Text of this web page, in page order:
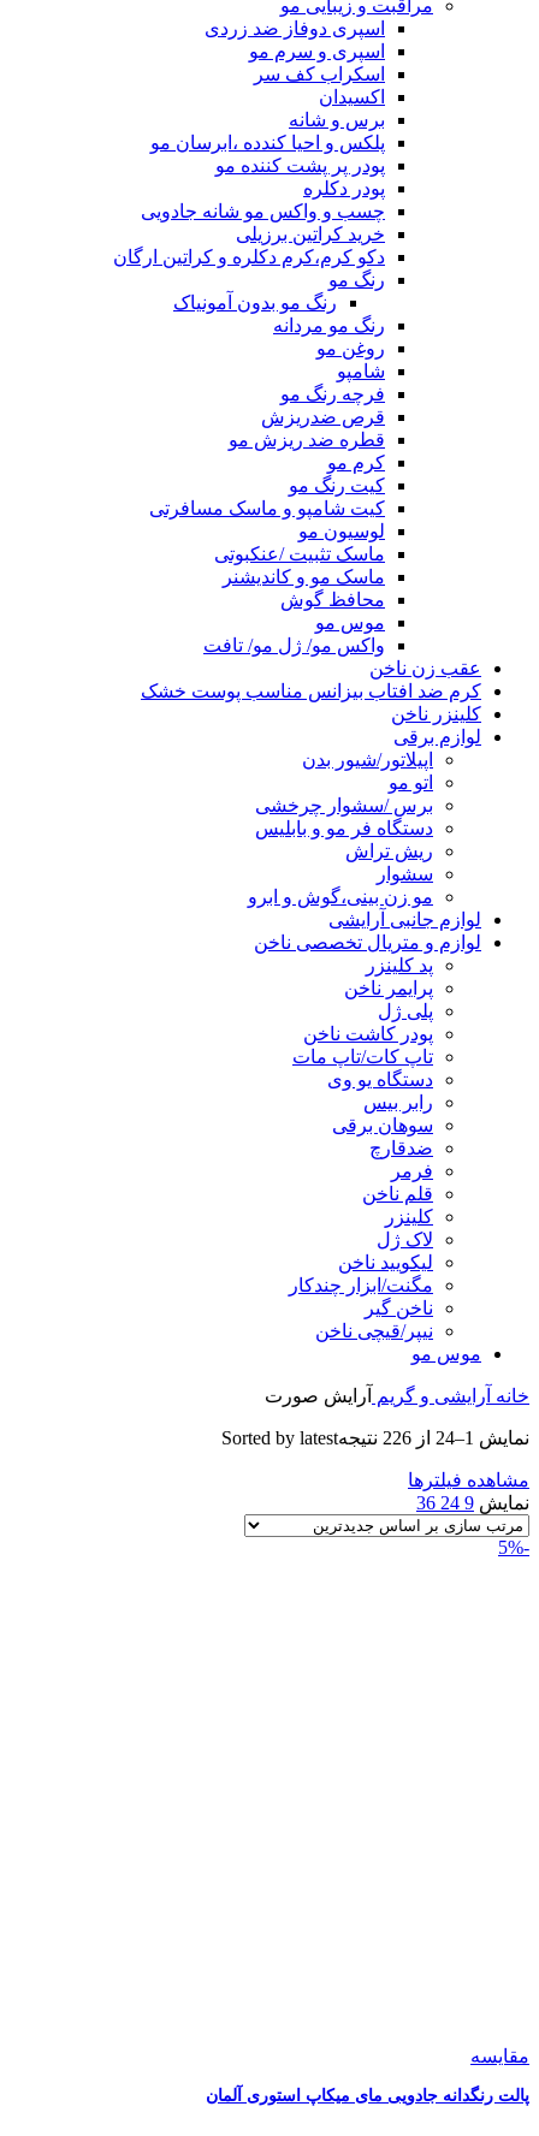
مراقبت و زیبایی مو
اسپری دوفاز ضد زردی
اسپری و سرم مو
اسکراب کف سر
اکسیدان
برس و شانه
پلکس و احیا کندده ،ابرسان مو
پودر پر پشت کننده مو
پودر دکلره
چسب و واکس مو شانه جادویی
خرید کراتین برزیلی
دکو کرم،کرم دکلره و کراتین ارگان
رنگ مو
رنگ مو بدون آمونیاک
رنگ مو مردانه
روغن مو
شامپو
فرچه رنگ مو
قرص ضدریزش
قطره ضد ریزش مو
کرم مو
کیت رنگ مو
کیت شامپو و ماسک مسافرتی
لوسیون مو
ماسک تثبیت /عنکبوتی
ماسک مو و کاندیشنر
محافظ گوش
موس مو
واکس مو/ ژل مو/ تافت
عقب زن ناخن
کرم ضد افتاب بیزانس مناسب پوست خشک
کلینزر ناخن
لوازم برقی
اپیلاتور/شیور بدن
اتو مو
برس /سشوار چرخشی
دستگاه فر مو و بابلیس
ریش تراش
سشوار
مو زن بینی،گوش و ابرو
لوازم جانبی آرایشی
لوازم و متریال تخصصی ناخن
پد کلینزر
پرایمر ناخن
پلی ژل
پودر کاشت ناخن
تاپ کات/تاپ مات
دستگاه یو وی
رابر بیس
سوهان برقی
ضدقارچ
فرمر
قلم ناخن
کلینزر
لاک ژل
لیکوييد ناخن
مگنت/ابزار چندکار
ناخن گیر
نیپر/قیچی ناخن
موس مو
خانه آرایشی و گریم آرایش صورت
نمایش 1–24 از 226 نتیجه Sorted by latest
مشاهده فیلترها
نمایش 9
24
36
-5%
مقایسه
پالت رنگدانه جادویی مای میکاپ استوری آلمان